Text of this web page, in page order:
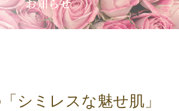
シミレスな魅せ肌」